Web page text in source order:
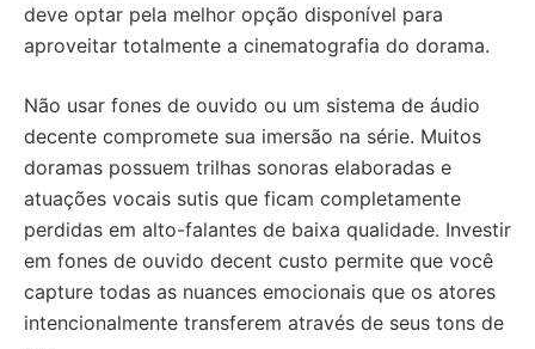
deve optar pela melhor opção disponível para
aproveitar totalmente a cinematografia do dorama.
Não usar fones de ouvido ou um sistema de áudio
decente compromete sua imersão na série. Muitos
doramas possuem trilhas sonoras elaboradas e
atuações vocais sutis que ficam completamente
perdidas em alto-falantes de baixa qualidade. Investir
em fones de ouvido decent custo permite que você
capture todas as nuances emocionais que os atores
intencionalmente transferem através de seus tons de